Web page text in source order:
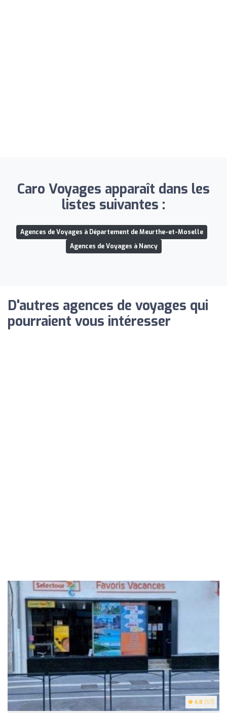
Caro Voyages apparaît dans les
listes suivantes :
Agences de Voyages à Département de Meurthe-et-Moselle
Agences de Voyages à Nancy
D'autres agences de voyages qui
pourraient vous intéresser
4.8 (57)